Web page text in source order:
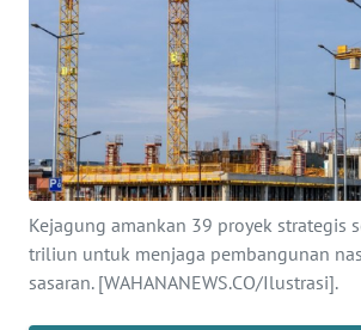
Kejagung amankan 39 proyek strategis
triliun untuk menjaga pembangunan
sasaran. [WAHANANEWS.CO/Ilustrasi].
KESEHATAN
INTERNASIONAL
SERBA-SERBI
PENDIDIKAN
OLAHRAGA